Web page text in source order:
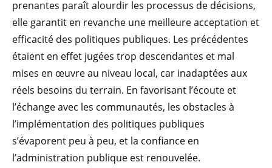
prenantes paraît alourdir les processus de décisions,
elle garantit en revanche une meilleure acceptation et
efficacité des politiques publiques. Les précédentes
étaient en effet jugées trop descendantes et mal
mises en œuvre au niveau local, car inadaptées aux
réels besoins du terrain. En favorisant l’écoute et
l’échange avec les communautés, les obstacles à
l’implémentation des politiques publiques
s’évaporent peu à peu, et la confiance en
l’administration publique est renouvelée.